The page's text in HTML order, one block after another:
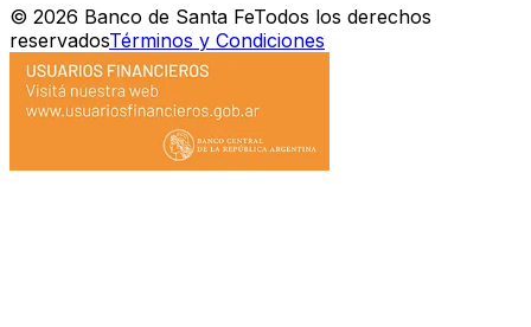
© 2026 Banco de Santa FeTodos los derechos
reservadosTérminos y Condiciones